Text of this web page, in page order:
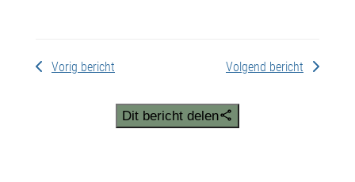
Vorig bericht Volgend bericht
Dit bericht delen